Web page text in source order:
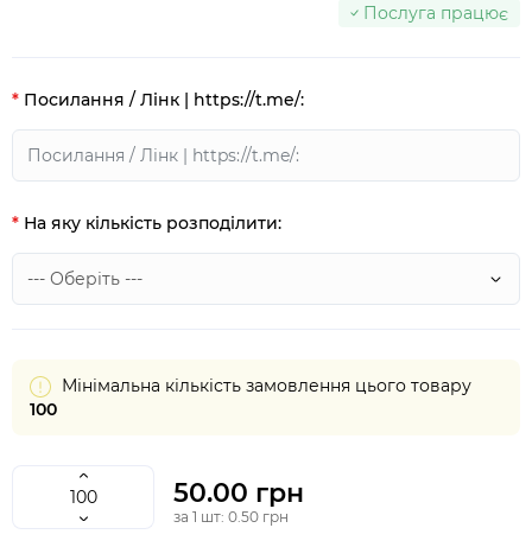
Послуга працює
Посилання / Лінк | https://t.me/:
На яку кількість розподілити:
Мінімальна кількість замовлення цього товару
100
50.00 грн
за 1 шт: 0.50 грн